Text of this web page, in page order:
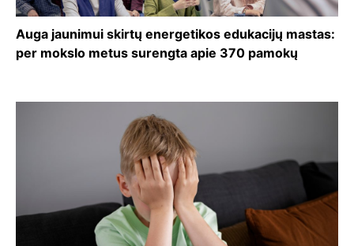
Auga jaunimui skirtų energetikos edukacijų mastas:
per mokslo metus surengta apie 370 pamokų